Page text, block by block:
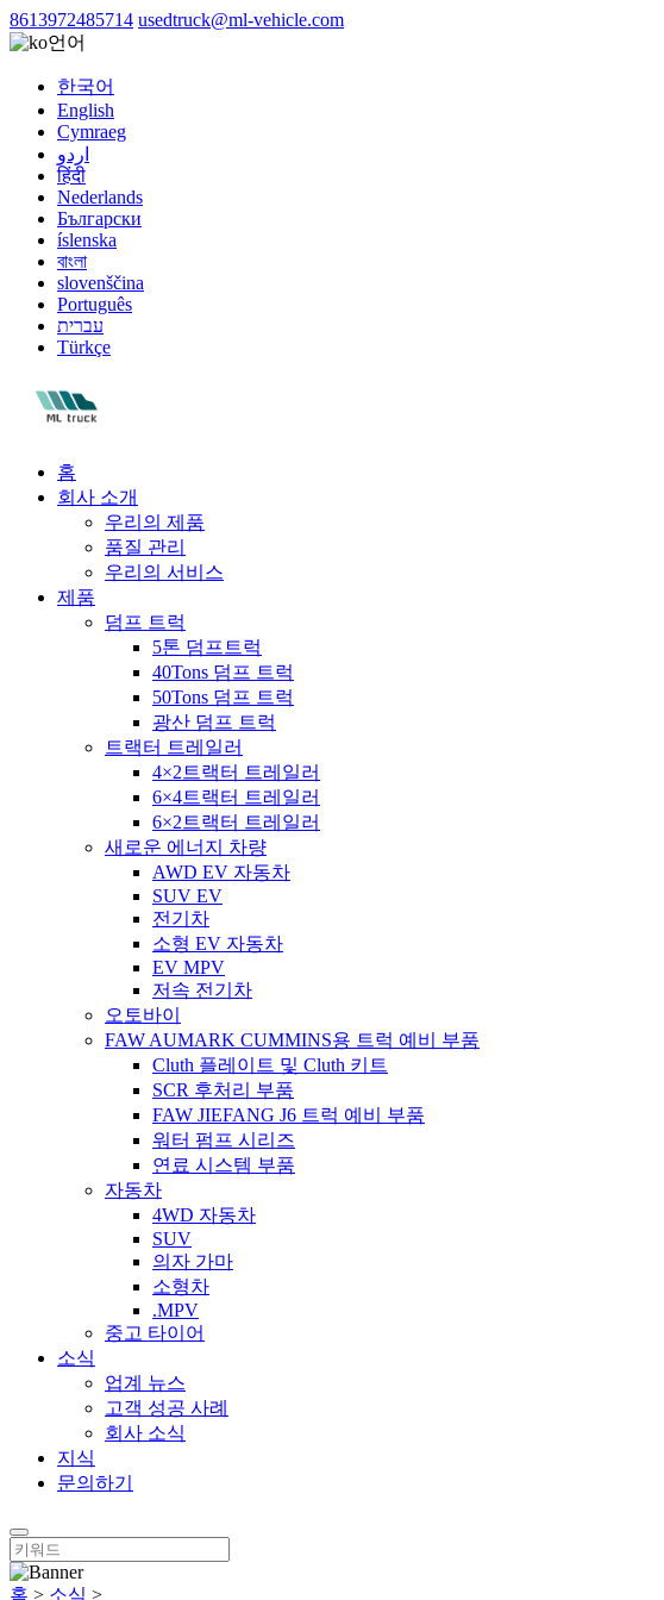
8613972485714 usedtruck@ml-vehicle.com
언어
한국어
English
Cymraeg
اردو
हिंदी
Nederlands
Български
íslenska
বাংলা
slovenščina
Português
עברית
Türkçe
홈
회사 소개
우리의 제품
품질 관리
우리의 서비스
제품
덤프 트럭
5톤 덤프트럭
40Tons 덤프 트럭
50Tons 덤프 트럭
광산 덤프 트럭
트랙터 트레일러
4×2트랙터 트레일러
6×4트랙터 트레일러
6×2트랙터 트레일러
새로운 에너지 차량
AWD EV 자동차
SUV EV
전기차
소형 EV 자동차
EV MPV
저속 전기차
오토바이
FAW AUMARK CUMMINS용 트럭 예비 부품
Cluth 플레이트 및 Cluth 키트
SCR 후처리 부품
FAW JIEFANG J6 트럭 예비 부품
워터 펌프 시리즈
연료 시스템 부품
자동차
4WD 자동차
SUV
의자 가마
소형차
.MPV
중고 타이어
소식
업계 뉴스
고객 성공 사례
회사 소식
지식
문의하기
홈 > 소식 >